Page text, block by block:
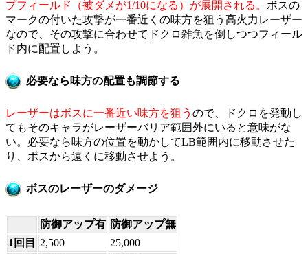
プフィールド（被ダメが1/10になる）が展開される。 ボスの
マークの付いた攻撃が一番近くの味方を狙う高火力レーザー
なので、その攻撃に合わせてドクロ雑魚を倒しつつフィール
ド内に配置しよう。
必要なら味方の配置も調節する
レーザーはボスに一番近い味方を狙う ので、ドクロを発動し
てもそのキャラがレーザーバリア範囲外にいると意味がな
い。必要なら味方の位置を動かしてLB範囲内に移動させた
り、ボスから遠くに移動させよう。
ボスのレーザーのダメージ
防御アップ有 防御アップ無
1回目
2,500
25,000